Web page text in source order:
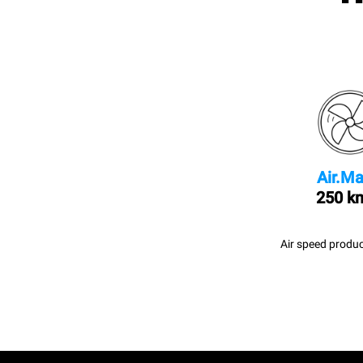
250
Air speed